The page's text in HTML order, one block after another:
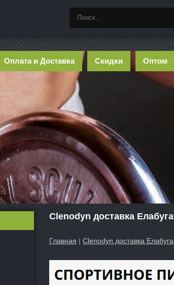
Оплата и Доставка Скидки Оптом
Clenodyn доставка Елабуга
Главная | Clenodyn доставка Елабуга